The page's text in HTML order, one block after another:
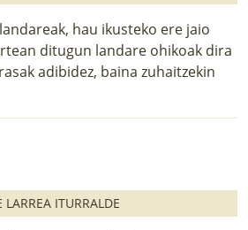
hau ikusteko ere jaio
ditugun landare ohikoak dira
adibidez, baina zuhaitzekin
LARREA ITURRALDE